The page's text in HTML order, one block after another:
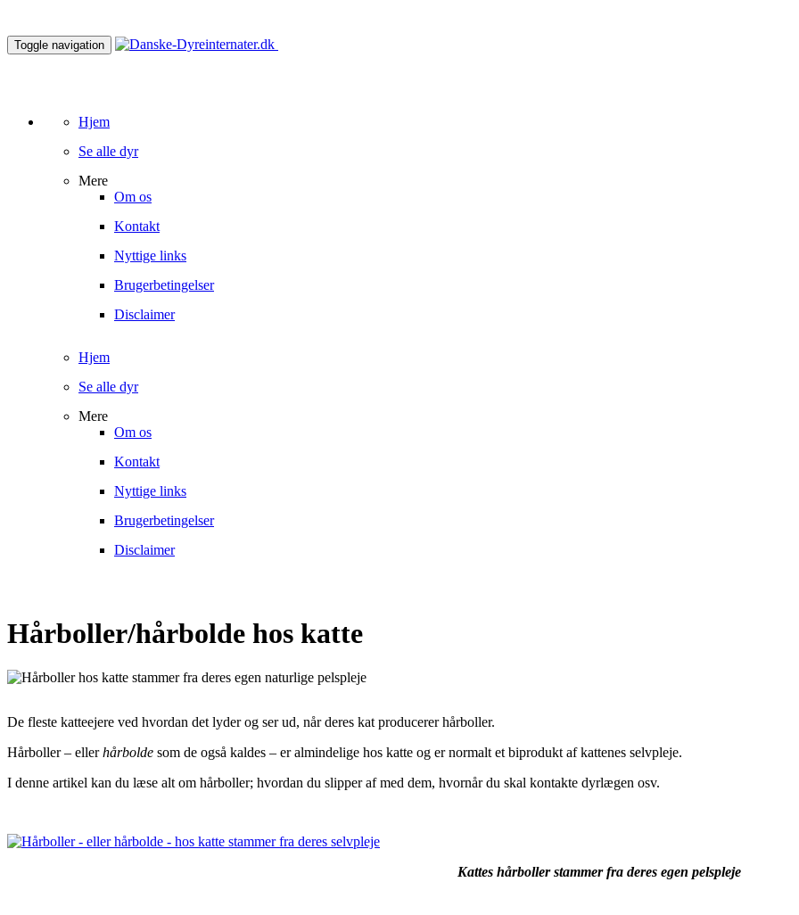
Toggle navigation
Hjem
Se alle dyr
Mere
Om os
Kontakt
Nyttige links
Brugerbetingelser
Disclaimer
Hjem
Se alle dyr
Mere
Om os
Kontakt
Nyttige links
Brugerbetingelser
Disclaimer
Hårboller/hårbolde hos katte
De fleste katteejere ved hvordan det lyder og ser ud, når deres kat producerer hårboller.
Hårboller – ellerhårbolde som de også kaldes – er almindelige hos katte og er normalt et biprodukt af kattenes selvpleje.
I denne artikel kan du læse alt om hårboller; hvordan du slipper af med dem, hvornår du skal kontakte dyrlægen osv.
Kattes hårboller stammer fra deres egen pelspleje